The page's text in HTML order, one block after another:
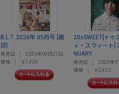
B.L.T. 2026年 05月号 [雑
誌]
発売日
2026年03月27日
価格
￥1,430
20±SWEET[トゥ
ィ・スウィート]
NUARY
発売日
2025年
価格
￥2,420